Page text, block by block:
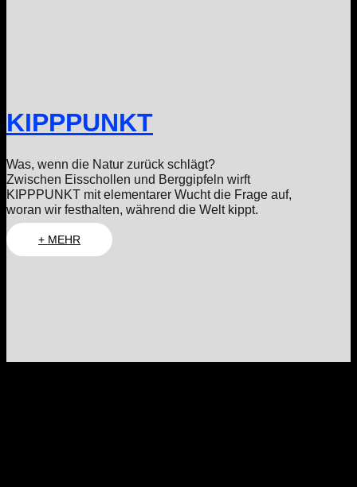
KIPPPUNKT
Was, wenn die Natur zurück schlägt?
Zwischen Eisschollen und Berggipfeln wirft
KIPPPUNKT mit elementarer Wucht die Frage auf,
woran wir festhalten, während die Welt kippt.
+ MEHR